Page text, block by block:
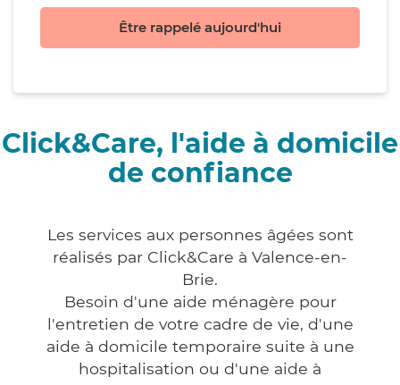
Être rappelé aujourd'hui
Click&Care, l'aide à domicile
de confiance
Les services aux personnes âgées sont
réalisés par Click&Care à Valence-en-
Brie.
Besoin d'une aide ménagère pour
l'entretien de votre cadre de vie, d'une
aide à domicile temporaire suite à une
hospitalisation ou d'une aide à